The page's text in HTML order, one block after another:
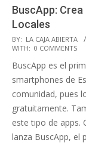
BuscApp:
Locales
2014-
08-
22
BY: LA CAJA ABIERTA
WITH: 0 COMMENTS
BuscApp es el
smartphones de
comunidad, pues
gratuitamente.
este tipo de apps.
lanza BuscApp, el